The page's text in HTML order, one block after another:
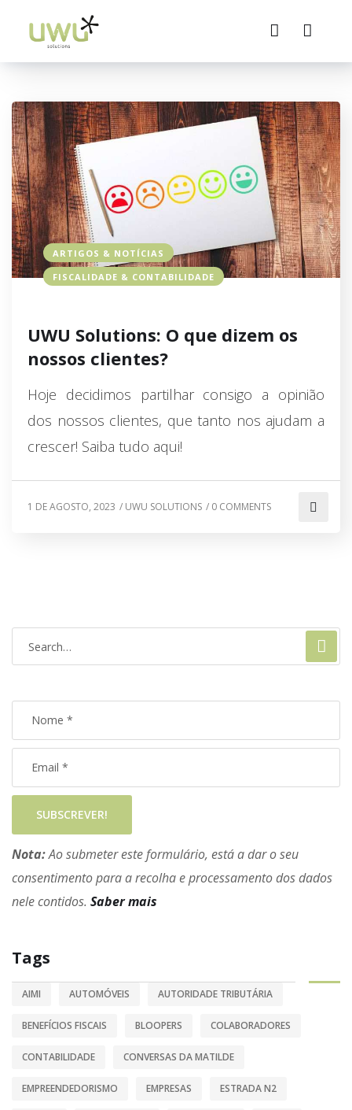
ARTIGOS & NOTÍCIAS
FISCALIDADE & CONTABILIDADE
UWU Solutions: O que dizem os
nossos clientes?
Hoje decidimos partilhar consigo a opinião
dos nossos clientes, que tanto nos ajudam a
crescer! Saiba tudo aqui!
1 DE AGOSTO, 2023 / UWU SOLUTIONS / 0 COMMENTS
SUBSCREVER!
Nota:Ao submeter este formulário, está a dar o seu
consentimento para a recolha e processamento dos dados
nele contidos. Saber mais
Tags
AIMI AUTOMÓVEIS AUTORIDADE TRIBUTÁRIA
BENEFÍCIOS FISCAIS BLOOPERS COLABORADORES
CONTABILIDADE CONVERSAS DA MATILDE
EMPREENDEDORISMO EMPRESAS ESTRADA N2